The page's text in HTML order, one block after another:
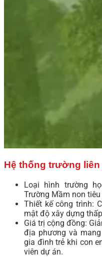
Hệ thống trường
Loại hình trường
Trường Mầm non
Thiết kế công trình:
mật độ xây dựng
Giá trị cộng đồng:
địa phương và
gia đình trẻ khi con
viên dự án.